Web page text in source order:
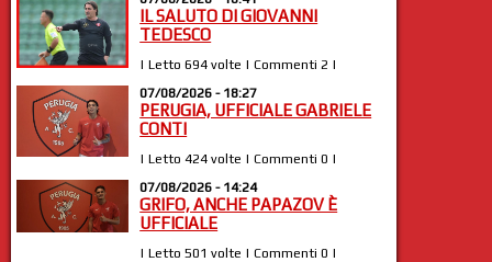
IL SALUTO DI GIOVANNI
TEDESCO
| Letto 694 volte | Commenti 2 |
07/08/2026 - 18:27
PERUGIA, UFFICIALE GABRIELE
CONTI
| Letto 424 volte | Commenti 0 |
07/08/2026 - 14:24
GRIFO, ANCHE PAPAZOV È
UFFICIALE
| Letto 501 volte | Commenti 0 |